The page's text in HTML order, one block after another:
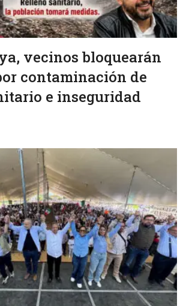
vecinos bloquearán
contaminación de
e inseguridad